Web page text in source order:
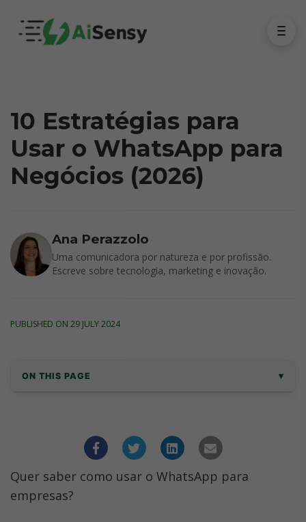
10 Estratégias para
Usar o WhatsApp para
Negócios (2026)
Ana Perazzolo
Uma comunicadora por natureza e por profissão.
Escreve sobre tecnologia, marketing e inovação.
PUBLISHED ON 29 JULY 2024
ON THIS PAGE ▾
6. Envie Mensagens Multimídias
7. Integre um Chatbot para Automatizar
Vendas e Atendimento
Quer saber como usar o WhatsApp para
empresas?